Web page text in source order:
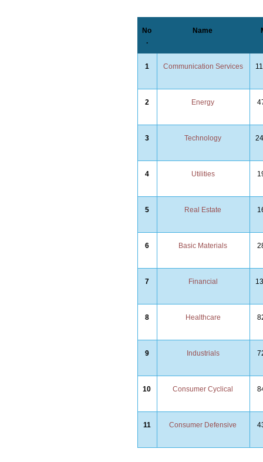
No
.
Name
1 Communication Services
2 Energy
3 Technology
4 Utilities
5 Real Estate
6 Basic Materials
7 Financial
8 Healthcare
9 Industrials
10 Consumer Cyclical
11 Consumer Defensive